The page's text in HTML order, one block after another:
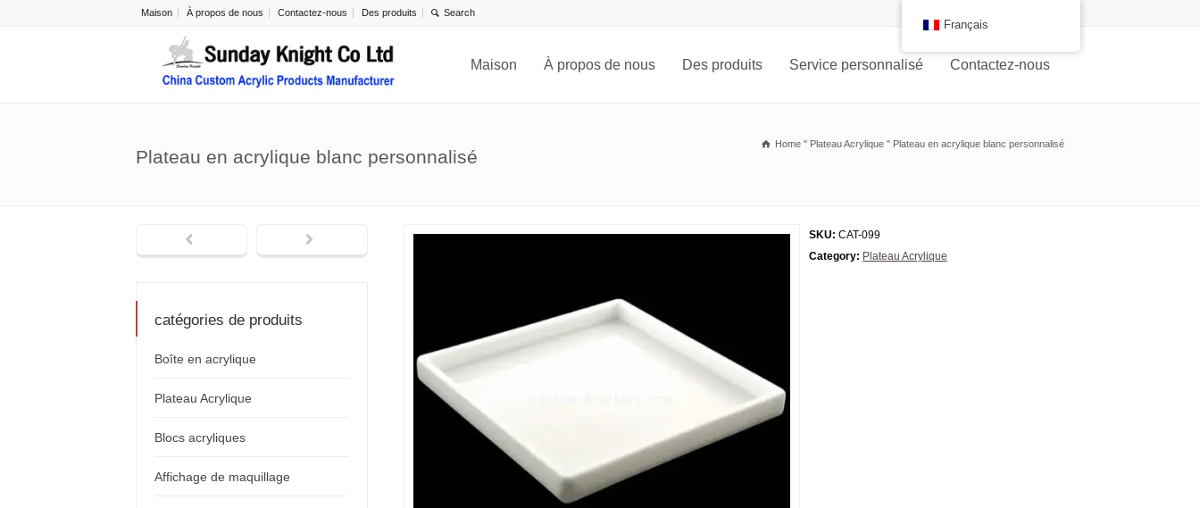
Maison À propos de nous Contactez-nous Des produits
Maison À propos de nous Des produits Service personnalisé Contactez-nous
Plateau en acrylique blanc personnalisé
Home " Plateau Acrylique " Plateau en acrylique blanc personnalisé
SKU: CAT-099
Category: Plateau Acrylique
catégories de produits
Boîte en acrylique
Plateau Acrylique
Blocs acryliques
Affichage de maquillage
Français